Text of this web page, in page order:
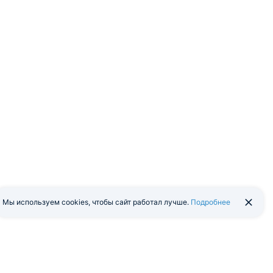
Мы используем cookies, чтобы сайт работал лучше. Подробнее